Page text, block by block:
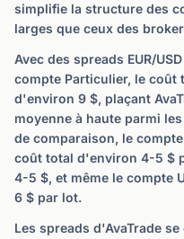
simplifie la structure des
larges que ceux des
Avec des spreads EUR/
compte Particulier, le coût
d'environ 9 $, plaçant
moyenne à haute parmi
de comparaison, le
coût total d'environ 4-5 $
4-5 $, et même le compte
6 $ par lot.
Les spreads d'AvaTrade